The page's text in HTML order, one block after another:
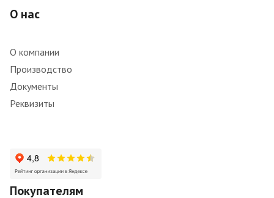
О нас
О компании
Производство
Документы
Реквизиты
Покупателям